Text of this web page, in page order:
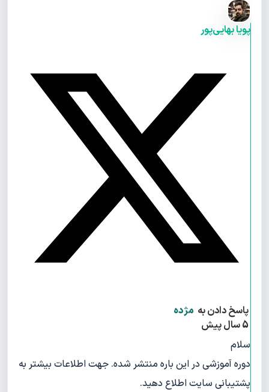
پویا بهایی‌پور
پاسخ دادن به مژده
سلام
دوره آموزشی در این باره منتشر شده. جهت اطلاعات بیشتر به
پشتیبانی سایت اطلاع دهید.